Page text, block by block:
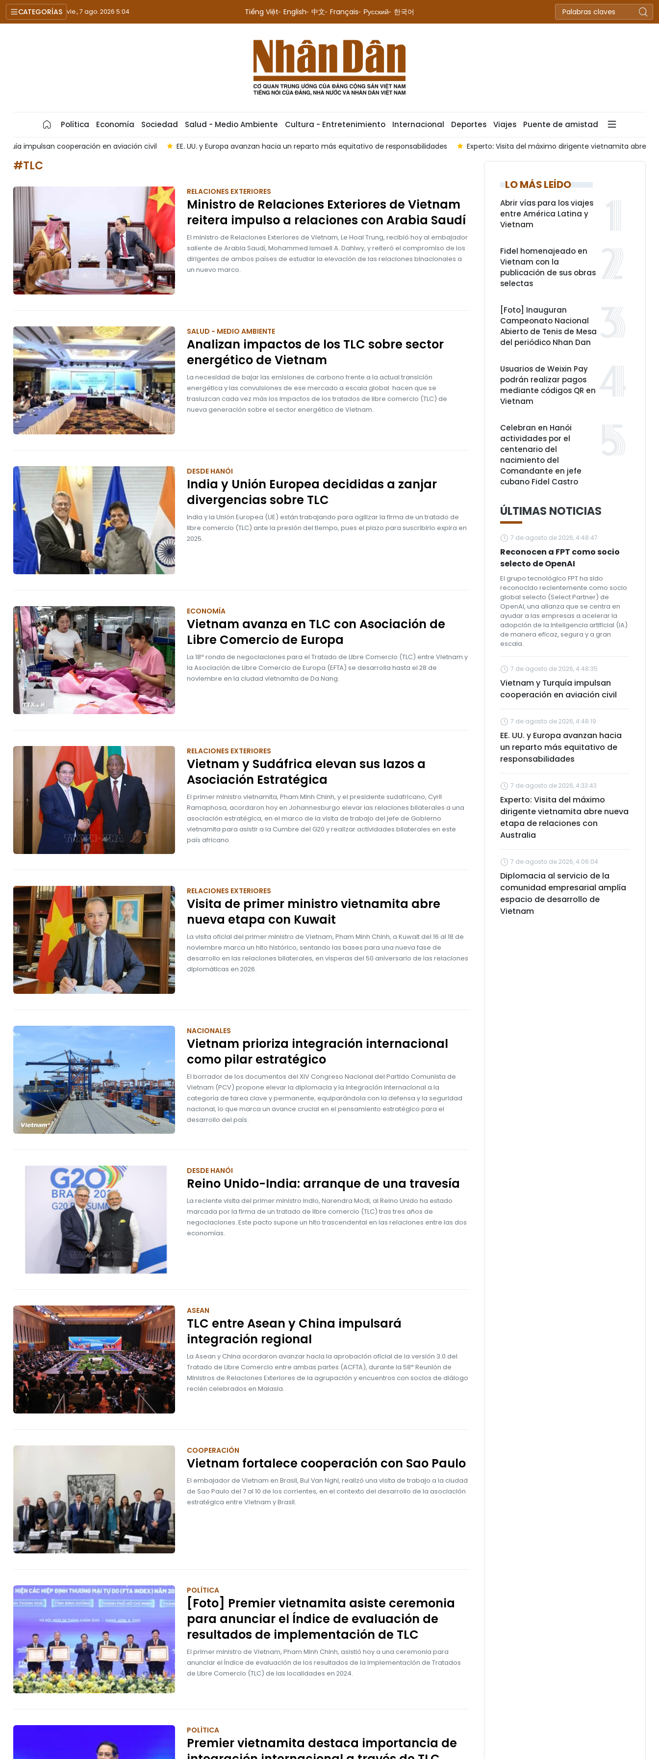
CATEGORÍAS vie., 7 ago. 2026 5:04 Tiếng Việt English 中文 Français Русский 한국어
Política Economía Sociedad Salud - Medio Ambiente Cultura - Entretenimiento Internacional Deportes Viajes Puente de amistad
EE. UU. y Europa avanzan hacia un reparto más equitativo de responsabilidades Experto: Visita del máximo dirigente vietnamita abre nueva etapa de relaciones con Australia
#TLC
RELACIONES EXTERIORES
Ministro de Relaciones Exteriores de Vietnam
reitera impulso a relaciones con Arabia Saudí
El ministro de Relaciones Exteriores de Vietnam, Le Hoai Trung, recibió hoy al embajador
saliente de Arabia Saudí, Mohammed Ismaeil A. Dahlwy, y reiteró el compromiso de los
dirigentes de ambos países de estudiar la elevación de las relaciones binacionales a
un nuevo marco.
SALUD - MEDIO AMBIENTE
Analizan impactos de los TLC sobre sector
energético de Vietnam
La necesidad de bajar las emisiones de carbono frente a la actual transición
energética y las convulsiones de ese mercado a escala global hacen que se
trasluzcan cada vez más los impactos de los tratados de libre comercio (TLC) de
nueva generación sobre el sector energético de Vietnam.
DESDE HANÓI
India y Unión Europea decididas a zanjar
divergencias sobre TLC
India y la Unión Europea (UE) están trabajando para agilizar la firma de un tratado de
libre comercio (TLC) ante la presión del tiempo, pues el plazo para suscribirlo expira en
2025.
ECONOMÍA
Vietnam avanza en TLC con Asociación de
Libre Comercio de Europa
La 18ª ronda de negociaciones para el Tratado de Libre Comercio (TLC) entre Vietnam y
la Asociación de Libre Comercio de Europa (EFTA) se desarrolla hasta el 28 de
noviembre en la ciudad vietnamita de Da Nang.
RELACIONES EXTERIORES
Vietnam y Sudáfrica elevan sus lazos a
Asociación Estratégica
El primer ministro vietnamita, Pham Minh Chinh, y el presidente sudafricano, Cyril
Ramaphosa, acordaron hoy en Johannesburgo elevar las relaciones bilaterales a una
asociación estratégica, en el marco de la visita de trabajo del jefe de Gobierno
vietnamita para asistir a la Cumbre del G20 y realizar actividades bilaterales en este
país africano.
RELACIONES EXTERIORES
Visita de primer ministro vietnamita abre
nueva etapa con Kuwait
La visita oficial del primer ministro de Vietnam, Pham Minh Chinh, a Kuwait del 16 al 18 de
noviembre marca un hito histórico, sentando las bases para una nueva fase de
desarrollo en las relaciones bilaterales, en vísperas del 50 aniversario de las relaciones
diplomáticas en 2026.
NACIONALES
Vietnam prioriza integración internacional
como pilar estratégico
El borrador de los documentos del XIV Congreso Nacional del Partido Comunista de
Vietnam (PCV) propone elevar la diplomacia y la integración internacional a la
categoría de tarea clave y permanente, equiparándola con la defensa y la seguridad
nacional, lo que marca un avance crucial en el pensamiento estratégico para el
desarrollo del país.
DESDE HANÓI
Reino Unido-India: arranque de una travesía
La reciente visita del primer ministro indio, Narendra Modi, al Reino Unido ha estado
marcada por la firma de un tratado de libre comercio (TLC) tras tres años de
negociaciones. Este pacto supone un hito trascendental en las relaciones entre las dos
economías.
ASEAN
TLC entre Asean y China impulsará
integración regional
La Asean y China acordaron avanzar hacia la aprobación oficial de la versión 3.0 del
Tratado de Libre Comercio entre ambas partes (ACFTA), durante la 58ª Reunión de
Ministros de Relaciones Exteriores de la agrupación y encuentros con socios de diálogo
recién celebrados en Malasia.
COOPERACIÓN
Vietnam fortalece cooperación con Sao Paulo
El embajador de Vietnam en Brasil, Bui Van Nghi, realizó una visita de trabajo a la ciudad
de Sao Paulo del 7 al 10 de los corrientes, en el contexto del desarrollo de la asociación
estratégica entre Vietnam y Brasil.
POLÍTICA
[Foto] Premier vietnamita asiste ceremonia
para anunciar el Índice de evaluación de
resultados de implementación de TLC
El primer ministro de Vietnam, Pham Minh Chinh, asistió hoy a una ceremonia para
anunciar el Índice de evaluación de los resultados de la implementación de Tratados
de Libre Comercio (TLC) de las localidades en 2024.
POLÍTICA
Premier vietnamita destaca importancia de
LO MÁS LEÍDO
Abrir vías para los viajes
entre América Latina y
Vietnam
Fidel homenajeado en
Vietnam con la
publicación de sus obras
selectas
[Foto] Inauguran
Campeonato Nacional
Abierto de Tenis de Mesa
del periódico Nhan Dan
Usuarios de Weixin Pay
podrán realizar pagos
mediante códigos QR en
Vietnam
Celebran en Hanói
actividades por el
centenario del
nacimiento del
Comandante en jefe
cubano Fidel Castro
ÚLTIMAS NOTICIAS
7 de agosto de 2026, 4:48:47
Reconocen a FPT como socio
selecto de OpenAI
El grupo tecnológico FPT ha sido
reconocido recientemente como socio
global selecto (Select Partner) de
OpenAI, una alianza que se centra en
ayudar a las empresas a acelerar la
adopción de la inteligencia artificial (IA)
de manera eficaz, segura y a gran
escala.
7 de agosto de 2026, 4:48:35
Vietnam y Turquía impulsan
cooperación en aviación civil
7 de agosto de 2026, 4:48:19
EE. UU. y Europa avanzan hacia
un reparto más equitativo de
responsabilidades
7 de agosto de 2026, 4:33:43
Experto: Visita del máximo
dirigente vietnamita abre nueva
etapa de relaciones con
Australia
7 de agosto de 2026, 4:06:04
Diplomacia al servicio de la
comunidad empresarial amplía
espacio de desarrollo de
Vietnam